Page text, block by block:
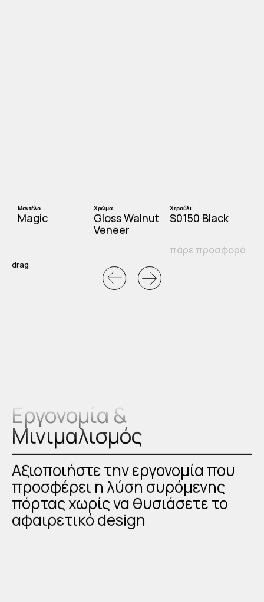
Μοντέλο:
Magic
Χρώμα:
Gloss Walnut
Veneer
Χερούλι:
S0150 Black
πάρε προσφορά
drag
Εργονομία &
Μινιμαλισμός
Αξιοποιήστε την εργονομία που
προσφέρει η λύση συρόμενης
πόρτας χωρίς να θυσιάσετε το
αφαιρετικό design